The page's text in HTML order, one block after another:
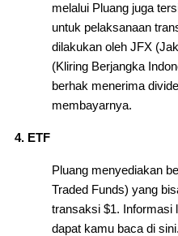
melalui Pluang juga
untuk pelaksanaan
dilakukan oleh JFX
(Kliring Berjangka
berhak menerima
membayarnya.
ETF
Pluang menyediakan
Traded Funds) yang
transaksi $1. Informasi
dapat kamu baca di sini.